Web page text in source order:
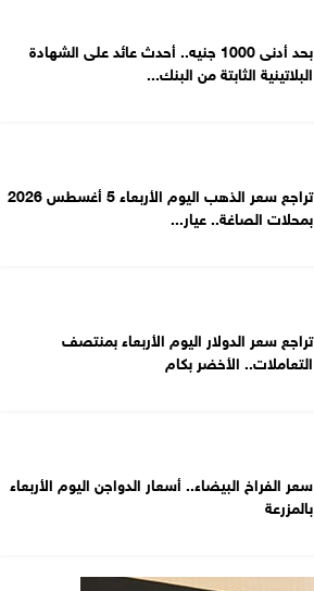
بحد أدنى 1000 جنيه.. أحدث عائد على الشهادة
البلاتينية الثابتة من البنك...
تراجع سعر الذهب اليوم الأربعاء 5 أغسطس 2026
بمحلات الصاغة.. عيار...
تراجع سعر الدولار اليوم الأربعاء بمنتصف
التعاملات.. الأخضر بكام
سعر الفراخ البيضاء.. أسعار الدواجن اليوم الأربعاء
بالمزرعة